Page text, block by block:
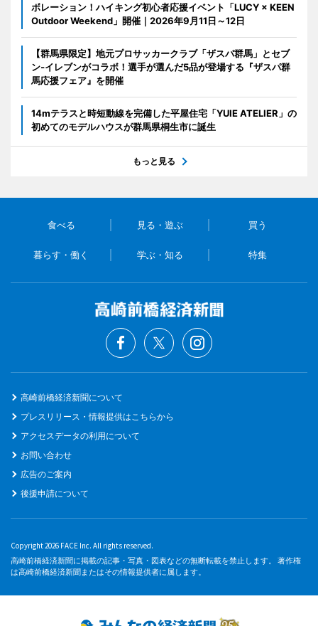
ボレーション！ハイキング初心者応援イベント「LUCY × KEEN
Outdoor Weekend」開催｜2026年9月11日～12日
【群馬県限定】地元プロサッカークラブ「ザスパ群馬」とセブ
ン‐イレブンがコラボ！選手が選んだ5品が登場する『ザスパ群
馬応援フェア』を開催
14mテラスと時短動線を完備した平屋住宅「YUIE ATELIER」の
初めてのモデルハウスが群馬県桐生市に誕生
もっと見る
食べる 見る・遊ぶ 買う
暮らす・働く 学ぶ・知る 特集
高崎前橋経済新聞について
プレスリリース・情報提供はこちらから
アクセスデータの利用について
お問い合わせ
広告のご案内
後援申請について
Copyright 2026 FACE Inc. All rights reserved.
高崎前橋経済新聞に掲載の記事・写真・図表などの無断転載を禁止します。 著作権
は高崎前橋経済新聞またはその情報提供者に属します。